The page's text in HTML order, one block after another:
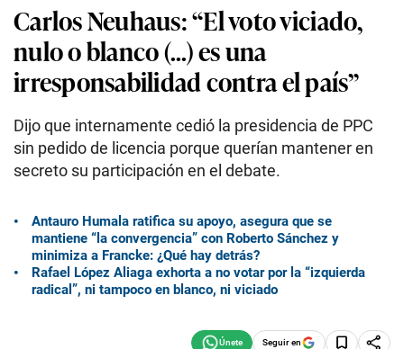
Carlos Neuhaus: “El voto viciado,
nulo o blanco (...) es una
irresponsabilidad contra el país”
Dijo que internamente cedió la presidencia de PPC
sin pedido de licencia porque querían mantener en
secreto su participación en el debate.
Antauro Humala ratifica su apoyo, asegura que se
mantiene “la convergencia” con Roberto Sánchez y
minimiza a Francke: ¿Qué hay detrás?
Rafael López Aliaga exhorta a no votar por la “izquierda
radical”, ni tampoco en blanco, ni viciado
Seguir en